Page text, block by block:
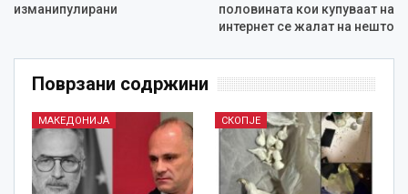
изманипулирани
половината кои купуваат на
интернет се жалат на нешто
Поврзани содржини
МАКЕДОНИЈА СКОПЈЕ